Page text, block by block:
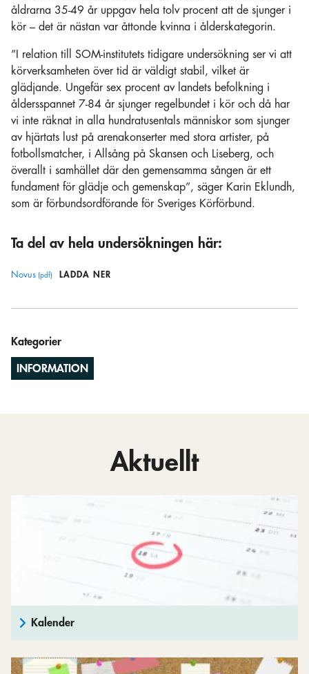
åldrarna 35-49 år uppgav hela tolv procent att de sjunger i
kör – det är nästan var åttonde kvinna i ålderskategorin.
”I relation till SOM-institutets tidigare undersökning ser vi att
körverksamheten över tid är väldigt stabil, vilket är
glädjande. Ungefär sex procent av landets befolkning i
åldersspannet 7-84 år sjunger regelbundet i kör och då har
vi inte räknat in alla hundratusentals människor som sjunger
av hjärtats lust på arenakonserter med stora artister, på
fotbollsmatcher, i Allsång på Skansen och Liseberg, och
överallt i samhället där den gemensamma sången är ett
fundament för glädje och gemenskap”, säger Karin Eklundh,
som är förbundsordförande för Sveriges Körförbund.
Ta del av hela undersökningen här:
Novus LADDA NER
Kategorier
INFORMATION
Aktuellt
Kalender